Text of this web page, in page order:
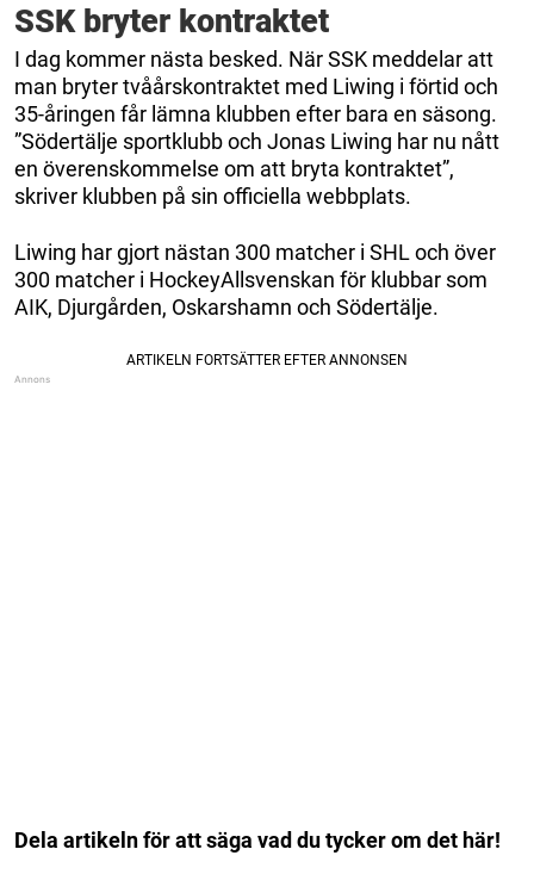
SSK bryter kontraktet
I dag kommer nästa besked. När SSK meddelar att
man bryter tvåårskontraktet med Liwing i förtid och
35-åringen får lämna klubben efter bara en säsong.
”Södertälje sportklubb och Jonas Liwing har nu nått
en överenskommelse om att bryta kontraktet”,
skriver klubben på sin officiella webbplats.
Liwing har gjort nästan 300 matcher i SHL och över
300 matcher i HockeyAllsvenskan för klubbar som
AIK, Djurgården, Oskarshamn och Södertälje.
Dela artikeln för att säga vad du tycker om det här!